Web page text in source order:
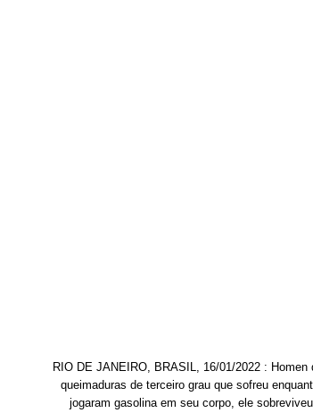
RIO DE JANEIRO, BRASIL, 16/01/2022 :
queimaduras de terceiro grau que sofreu
jogaram gasolina em seu corpo, ele